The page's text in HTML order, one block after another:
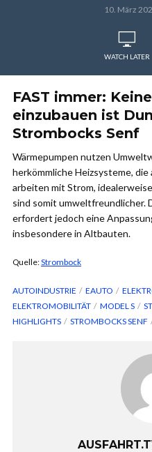
10. März
WATCH LATER
FAST immer:
einzubauen ist
Strombocks Senf
Wärmepumpen nutzen
herkömmliche Heizsysteme,
arbeiten mit Strom,
sind somit umweltfreundlicher.
erfordert jedoch eine
insbesondere in Altbauten.
Quelle:Strombock
AUTOINDUSTRIE EAUTO
ELEKTROMOBILITÄT
MODEL S
HIGHLIGHTS
STROMBOCKS SENF